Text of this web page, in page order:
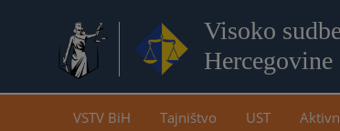
Visoko
Hercegovine
VSTV BiH Tajništvo UST